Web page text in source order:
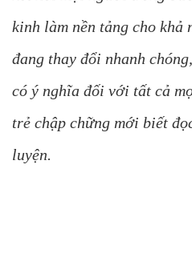
kinh làm nền tảng cho khả
đang thay đổi nhanh
có ý nghĩa đối với tất cả
trẻ chập chững mới biết
luyện.